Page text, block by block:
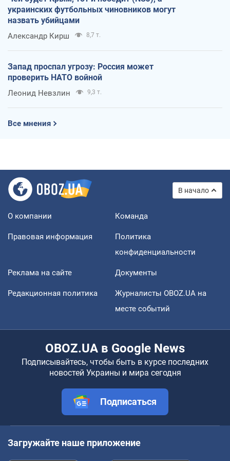
украинских футбольных чиновников могут
назвать убийцами
Александр Кирш 8,7 т.
Запад проспал угрозу: Россия может
проверить НАТО войной
Леонид Невзлин 9,3 т.
Все мнения
В начало
О компании Команда
Правовая информация
Политика
конфиденциальности
Реклама на сайте Документы
Редакционная политика
Журналисты OBOZ.UA на
месте событий
OBOZ.UA в Google News
Подписывайтесь, чтобы быть в курсе последних
новостей Украины и мира сегодня
Подписаться
Загружайте наше приложение